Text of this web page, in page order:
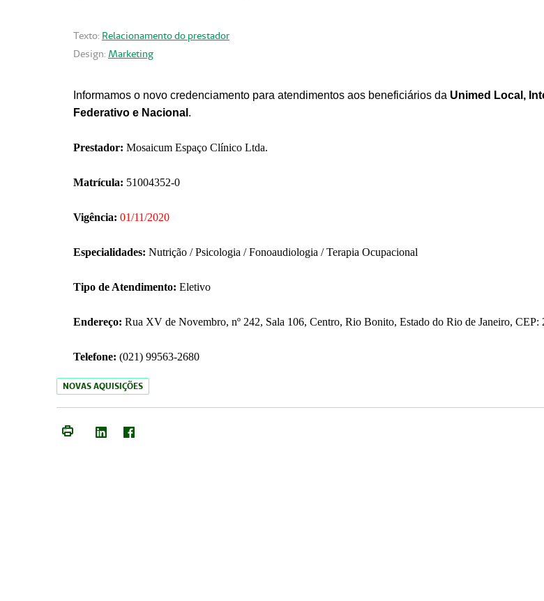
Texto: Relacionamento do prestador
Design: Marketing
Informamos o novo credenciamento para atendimentos aos beneficiários da Unimed Local,
Federativo e Nacional .
Prestador: Mosaicum Espaço Clínico Ltda.
Matrícula: 51004352-0
Vigência: 01/11/2020
Especialidades: Nutrição / Psicologia / Fonoaudiologia / Terapia Ocupacional
Tipo de Atendimento: Eletivo
Endereço: Rua XV de Novembro, nº 242, Sala 106, Centro, Rio Bonito, Estado do Rio de Janeiro, CEP:
Telefone: (021) 99563-2680
NOVAS AQUISIÇÕES